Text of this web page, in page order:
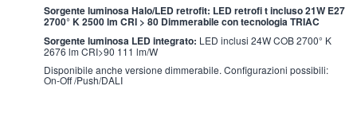
Sorgente luminosa Halo/LED retrofit: LED retrofi t incluso 21W E27
2700° K 2500 lm CRI > 80 Dimmerabile con tecnologia TRIAC
Sorgente luminosa LED integrato: LED inclusi 24W COB 2700° K
2676 lm CRI>90 111 lm/W
Disponibile anche versione dimmerabile. Configurazioni possibili:
On-Off /Push/DALI